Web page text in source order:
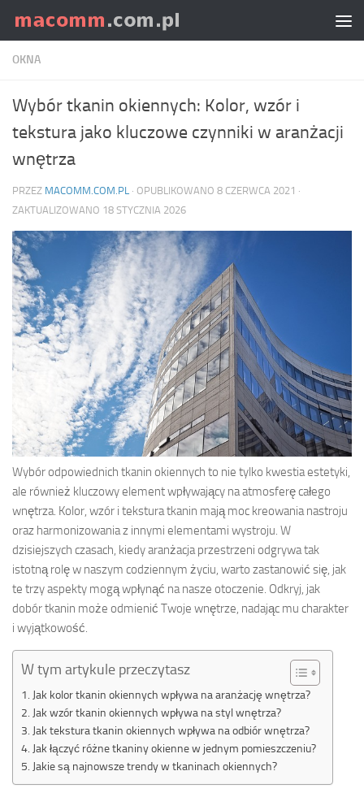
Skip to content
OKNA
Wybór tkanin okiennych: Kolor, wzór i
tekstura jako kluczowe czynniki w aranżacji
wnętrza
PRZEZ MACOMM.COM.PL · OPUBLIKOWANO 8 CZERWCA 2021 ·
ZAKTUALIZOWANO 18 STYCZNIA 2026
Wybór odpowiednich tkanin okiennych to nie tylko kwestia estetyki,
ale również kluczowy element wpływający na atmosferę całego
wnętrza. Kolor, wzór i tekstura tkanin mają moc kreowania nastroju
oraz harmonizowania z innymi elementami wystroju. W
dzisiejszych czasach, kiedy aranżacja przestrzeni odgrywa tak
istotną rolę w naszym codziennym życiu, warto zastanowić się, jak
te trzy aspekty mogą wpłynąć na nasze otoczenie. Odkryj, jak
dobór tkanin może odmienić Twoje wnętrze, nadając mu charakter
i wyjątkowość.
W tym artykule przeczytasz
Jak kolor tkanin okiennych wpływa na aranżację wnętrza?
Jak wzór tkanin okiennych wpływa na styl wnętrza?
Jak tekstura tkanin okiennych wpływa na odbiór wnętrza?
Jak łączyć różne tkaniny okienne w jednym pomieszczeniu?
Jakie są najnowsze trendy w tkaninach okiennych?